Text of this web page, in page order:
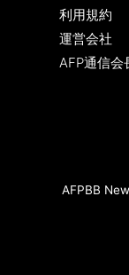
利用規約
運営会社
AFP通信会
AFPBB